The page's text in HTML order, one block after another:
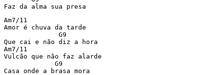
Faz da alma sua presa
Am7/11
Amor é chuva da tarde
              G9
Que cai e não diz a hora
Am7/11
Vulcão que não faz alarde
             G9
Casa onde a brasa mora